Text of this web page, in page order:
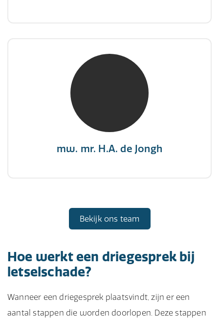
mw. mr. H.A. de Jongh
mw. mr. H.A. de Jongh
NIVRE Register-Expert
"There is no elevator to succes, you need to
Bekijk ons team
Hoe werkt een driegesprek bij
letselschade?
Wanneer een driegesprek plaatsvindt, zijn er een
aantal stappen die worden doorlopen. Deze stappen